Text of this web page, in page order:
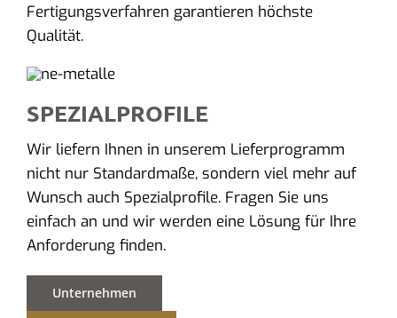
Fertigungsverfahren garantieren höchste
Qualität.
SPEZIALPROFILE
Wir liefern Ihnen in unserem Lieferprogramm
nicht nur Standardmaße, sondern viel mehr auf
Wunsch auch Spezialprofile. Fragen Sie uns
einfach an und wir werden eine Lösung für Ihre
Anforderung finden.
Unternehmen